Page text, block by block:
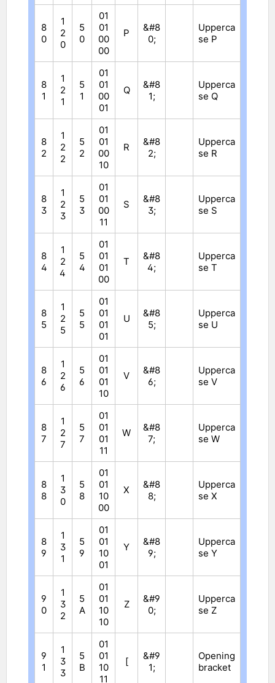
8
0
1
2
0
5
0
01
01
00
00
P
&#8
0;
Upperca
se P
8
1
1
2
1
5
1
01
01
00
01
Q
&#8
1;
Upperca
se Q
8
2
1
2
2
5
2
01
01
00
10
R
&#8
2;
Upperca
se R
8
3
1
2
3
5
3
01
01
00
11
S
&#8
3;
Upperca
se S
8
4
1
2
4
5
4
01
01
01
00
T
&#8
4;
Upperca
se T
8
5
1
2
5
5
5
01
01
01
01
U
&#8
5;
Upperca
se U
8
6
1
2
6
5
6
01
01
01
10
V
&#8
6;
Upperca
se V
8
7
1
2
7
5
7
01
01
01
11
W
&#8
7;
Upperca
se W
8
8
1
3
0
5
8
01
01
10
00
X
&#8
8;
Upperca
se X
8
9
1
3
1
5
9
01
01
10
01
Y
&#8
9;
Upperca
se Y
9
0
1
3
2
5
A
01
01
10
10
Z
&#9
0;
Upperca
se Z
9
1
1
3
3
5
B
01
01
10
11
[
&#9
1;
Opening
bracket